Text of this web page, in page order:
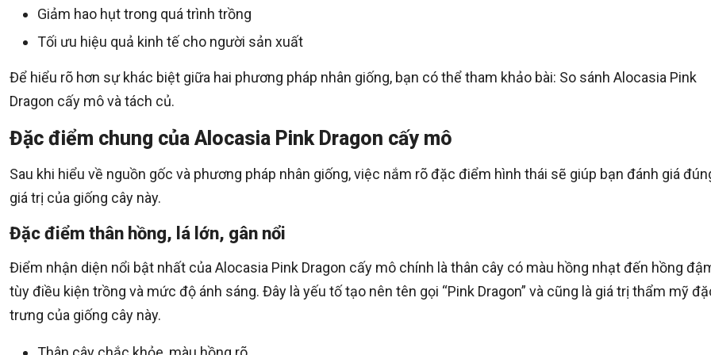
Giảm hao hụt trong quá trình trồng
Tối ưu hiệu quả kinh tế cho người sản xuất
Để hiểu rõ hơn sự khác biệt giữa hai phương pháp nhân giống, bạn có thể tham khảo bài: So sánh Alocasia Pink
Dragon cấy mô và tách củ.
Đặc điểm chung của Alocasia Pink Dragon cấy mô
Sau khi hiểu về nguồn gốc và phương pháp nhân giống, việc nắm rõ đặc điểm hình thái sẽ giúp bạn đánh giá
giá trị của giống cây này.
Đặc điểm thân hồng, lá lớn, gân nổi
Điểm nhận diện nổi bật nhất của Alocasia Pink Dragon cấy mô chính là thân cây có màu hồng nhạt đến hồng
tùy điều kiện trồng và mức độ ánh sáng. Đây là yếu tố tạo nên tên gọi “Pink Dragon” và cũng là giá trị thẩm mỹ
trưng của giống cây này.